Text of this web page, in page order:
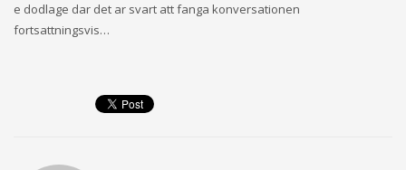
e dodlage dar det ar svart att fanga konversationen
fortsattningsvis…